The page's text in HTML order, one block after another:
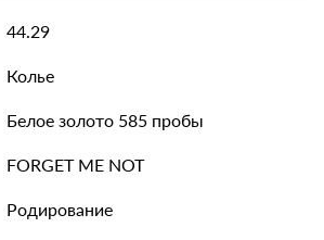
44.29
Колье
Белое золото 585 пробы
FORGET ME NOT
Родирование